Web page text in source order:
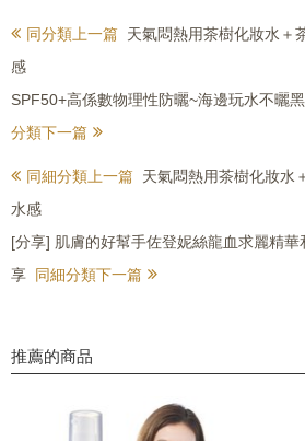
同分類上一篇 天氣悶熱用茶樹化妝水＋
感
SPF50+高係數物理性防曬~海邊玩水不曬
分類下一篇
同細分類上一篇 天氣悶熱用茶樹化妝水
水感
[分享] 肌膚的好幫手佐登妮絲龍血求麗精
享 同細分類下一篇
推薦的商品